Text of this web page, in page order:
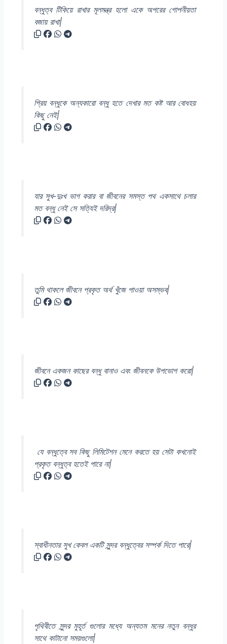
বন্ধুত্ব টিকিয়ে রাখার মূলমন্ত্র হলো একে অপরের গোপনীয়তা
বজায় রাখা|
প্রিয় বন্ধুকে অন্যকারো বন্ধু হতে দেখার মত কষ্ট আর বোধহয়
কিছু নেই|
যার সুখ-দুঃখ ভাগ করার বা জীবনের সমস্ত পথ একসাথে চলার
মত বন্ধু নেই সে সত্যিই দরিদ্র|
তুমি থাকলে জীবনে প্রকৃত অর্থ খুঁজে পাওয়া অসম্ভব|
জীবনে একজন কাছের বন্ধু বানাও এবং জীবনকে উপভোগ করো|
যে বন্ধুত্বে সব কিছু লিমিটেশন মেনে করতে হয় সেটা কখনোই
প্রকৃত বন্ধুত্ব হতেই পারে না|
স্বাধীনতার সুখ কেবল একটি সুন্দর বন্ধুত্বের সম্পর্ক দিতে পারে|
পৃথিবীতে সুন্দর মুহূর্ত গুলোর মধ্যে অন্যতম মনের নতুন বন্ধুর
সাথে কাটানো সময়গুলো|